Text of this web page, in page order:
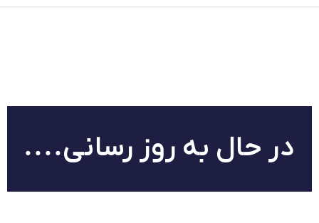
در حال به روز رسانی....